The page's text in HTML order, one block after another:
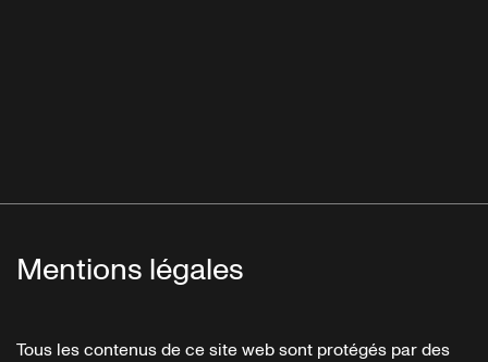
Mentions légales
Tous les contenus de ce site web sont protégés par des